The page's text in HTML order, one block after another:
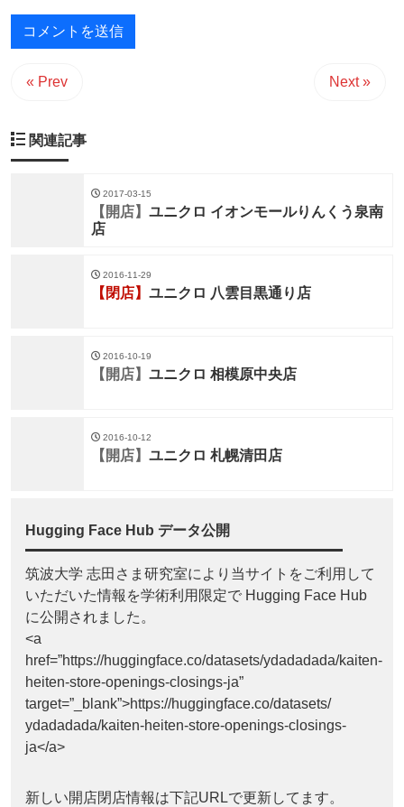
« Prev Next »
関連記事
2017-03-15
【開店】 ユニクロ イオンモールりんくう泉南
店
2016-11-29
【閉店】 ユニクロ 八雲目黒通り店
2016-10-19
【開店】 ユニクロ 相模原中央店
2016-10-12
【開店】 ユニクロ 札幌清田店
Hugging Face Hub データ公開
筑波大学 志田さま研究室により当サイトをご利用して
いただいた情報を学術利用限定で Hugging Face Hub
に公開されました。
<a
href=”https://huggingface.co/datasets/ydadadada/kaiten-
heiten-store-openings-closings-ja”
target=”_blank”>https://huggingface.co/datasets/
ydadadada/kaiten-heiten-store-openings-closings-
ja</a>
新しい開店閉店情報は下記URLで更新してます。